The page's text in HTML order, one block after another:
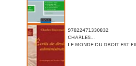
97822471330832
CHARLES...
LE MONDE DU DROIT EST